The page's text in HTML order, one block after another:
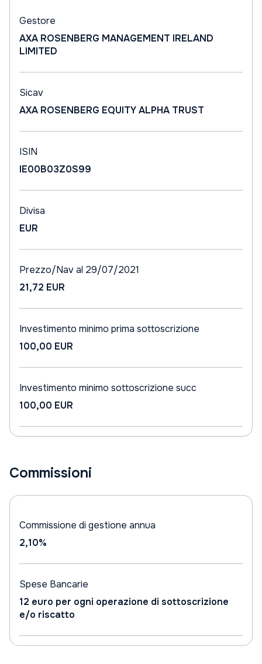
Gestore
AXA ROSENBERG MANAGEMENT IRELAND
LIMITED
Sicav
AXA ROSENBERG EQUITY ALPHA TRUST
ISIN
IE00B03Z0S99
Divisa
EUR
Prezzo/Nav al 29/07/2021
21,72 EUR
Investimento minimo prima sottoscrizione
100,00 EUR
Investimento minimo sottoscrizione succ
100,00 EUR
Commissioni
Commissione di gestione annua
2,10%
Spese Bancarie
12 euro per ogni operazione di sottoscrizione
e/o riscatto